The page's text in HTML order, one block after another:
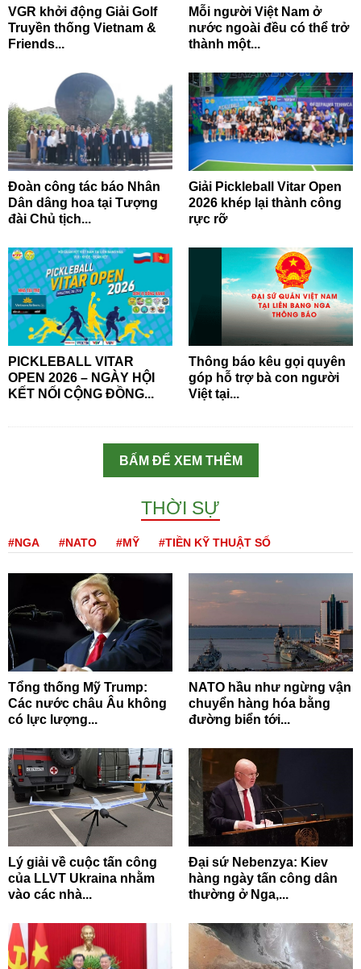
VGR khởi động Giải Golf
Truyền thống Vietnam &
Friends...
Mỗi người Việt Nam ở
nước ngoài đều có thể trở
thành một...
Đoàn công tác báo Nhân
Dân dâng hoa tại Tượng
đài Chủ tịch...
Giải Pickleball Vitar Open
2026 khép lại thành công
rực rỡ
PICKLEBALL VITAR
OPEN 2026 – NGÀY HỘI
KẾT NỐI CỘNG ĐỒNG...
Thông báo kêu gọi quyên
góp hỗ trợ bà con người
Việt tại...
BẤM ĐỂ XEM THÊM
THỜI SỰ
#NGA #NATO #MỸ #TIỀN KỸ THUẬT SỐ
Tổng thống Mỹ Trump:
Các nước châu Âu không
có lực lượng...
NATO hầu như ngừng vận
chuyển hàng hóa bằng
đường biển tới...
Lý giải về cuộc tấn công
của LLVT Ukraina nhằm
vào các nhà...
Đại sứ Nebenzya: Kiev
hàng ngày tấn công dân
thường ở Nga,...